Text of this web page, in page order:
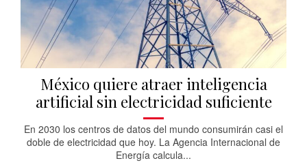
México quiere atraer inteligencia
artificial sin electricidad suficiente
En 2030 los centros de datos del mundo consumirán casi el
doble de electricidad que hoy. La Agencia Internacional de
Energía calcula...